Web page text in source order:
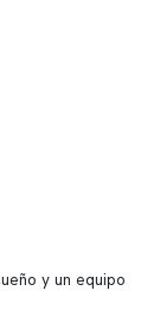
y un equipo